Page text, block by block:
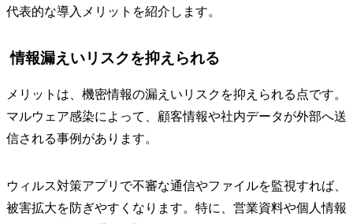
代表的な導入メリットを紹介します。
情報漏えいリスクを抑えられる
メリットは、機密情報の漏えいリスクを抑えられる点です。
マルウェア感染によって、顧客情報や社内データが外部へ送
信される事例があります。
ウィルス対策アプリで不審な通信やファイルを監視すれば、
被害拡大を防ぎやすくなります。特に、営業資料や個人情報